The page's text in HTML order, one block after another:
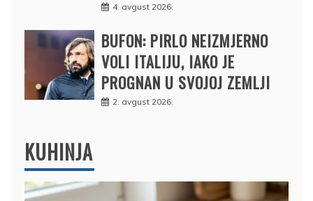
4. avgust 2026.
BUFON: PIRLO NEIZMJERNO
VOLI ITALIJU, IAKO JE
PROGNAN U SVOJOJ ZEMLJI
2. avgust 2026.
KUHINJA